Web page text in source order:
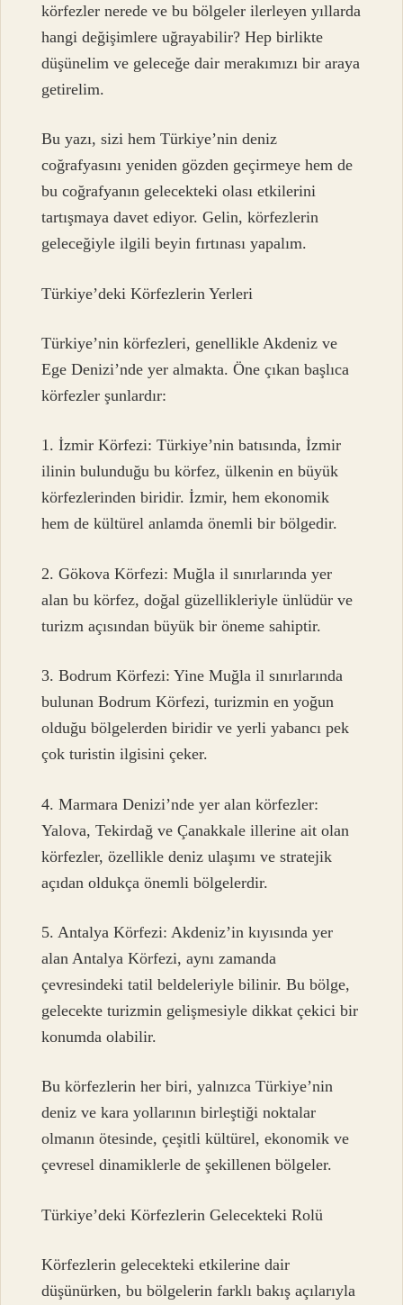
körfezler nerede ve bu bölgeler ilerleyen yıllarda
hangi değişimlere uğrayabilir? Hep birlikte
düşünelim ve geleceğe dair merakımızı bir araya
getirelim.
Bu yazı, sizi hem Türkiye’nin deniz
coğrafyasını yeniden gözden geçirmeye hem de
bu coğrafyanın gelecekteki olası etkilerini
tartışmaya davet ediyor. Gelin, körfezlerin
geleceğiyle ilgili beyin fırtınası yapalım.
Türkiye’deki Körfezlerin Yerleri
Türkiye’nin körfezleri, genellikle Akdeniz ve
Ege Denizi’nde yer almakta. Öne çıkan başlıca
körfezler şunlardır:
1. İzmir Körfezi: Türkiye’nin batısında, İzmir
ilinin bulunduğu bu körfez, ülkenin en büyük
körfezlerinden biridir. İzmir, hem ekonomik
hem de kültürel anlamda önemli bir bölgedir.
2. Gökova Körfezi: Muğla il sınırlarında yer
alan bu körfez, doğal güzellikleriyle ünlüdür ve
turizm açısından büyük bir öneme sahiptir.
3. Bodrum Körfezi: Yine Muğla il sınırlarında
bulunan Bodrum Körfezi, turizmin en yoğun
olduğu bölgelerden biridir ve yerli yabancı pek
çok turistin ilgisini çeker.
4. Marmara Denizi’nde yer alan körfezler:
Yalova, Tekirdağ ve Çanakkale illerine ait olan
körfezler, özellikle deniz ulaşımı ve stratejik
açıdan oldukça önemli bölgelerdir.
5. Antalya Körfezi: Akdeniz’in kıyısında yer
alan Antalya Körfezi, aynı zamanda
çevresindeki tatil beldeleriyle bilinir. Bu bölge,
gelecekte turizmin gelişmesiyle dikkat çekici bir
konumda olabilir.
Bu körfezlerin her biri, yalnızca Türkiye’nin
deniz ve kara yollarının birleştiği noktalar
olmanın ötesinde, çeşitli kültürel, ekonomik ve
çevresel dinamiklerle de şekillenen bölgeler.
Türkiye’deki Körfezlerin Gelecekteki Rolü
Körfezlerin gelecekteki etkilerine dair
düşünürken, bu bölgelerin farklı bakış açılarıyla